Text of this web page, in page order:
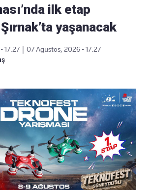
ilk etap
yaşanacak
17:27
07 Ağustos, 2026 - 17:27